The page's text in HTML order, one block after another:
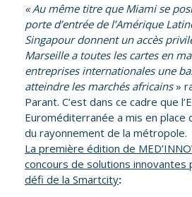
« Au même titre que Miami se
porte d’entrée de l’Amérique
Singapour donnent un accès
Marseille a toutes les cartes en
entreprises internationales une
atteindre les marchés africains»
Parant. C’est dans ce cadre que
Euroméditerranée a mis en place
du rayonnement de la métropole.
La première édition de
concours de solutions innovantes
défi de la Smartcity: